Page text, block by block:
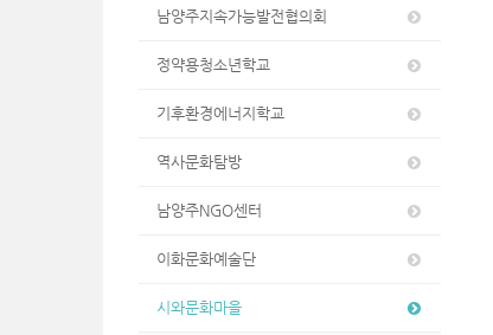
남양주지속가능발전협의회
정약용청소년학교
기후환경에너지학교
역사문화탐방
남양주NGO센터
이화문화예술단
시와문화마을